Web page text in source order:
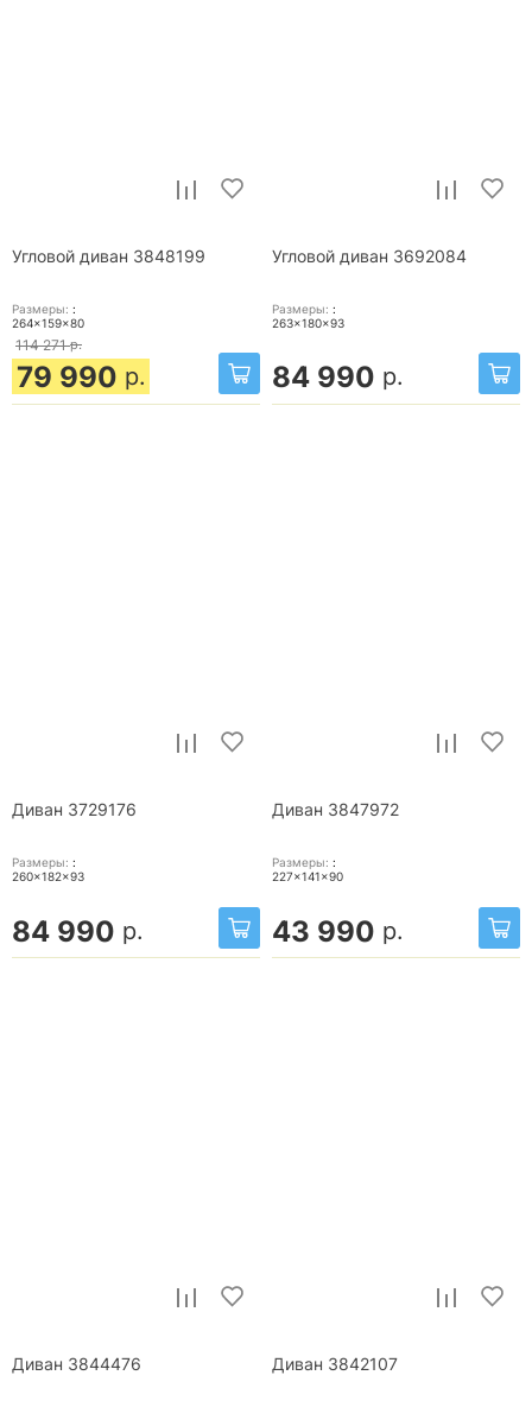
Угловой диван 3848199
Размеры: :
264x159x80
114 271 р.
79 990 р.
Угловой диван 3692084
Размеры: :
263x180x93
84 990 р.
Диван 3729176
Размеры: :
260x182x93
84 990 р.
Диван 3847972
Размеры: :
227x141x90
43 990 р.
Диван 3844476 Диван 3842107